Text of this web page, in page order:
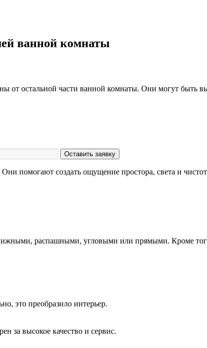
ванной комнаты
от остальной части ванной комнаты. Они могут быть
Оставить заявку
помогают создать ощущение простора, света и
распашными, угловыми или прямыми. Кроме
это преобразило интерьер.
за высокое качество и сервис.